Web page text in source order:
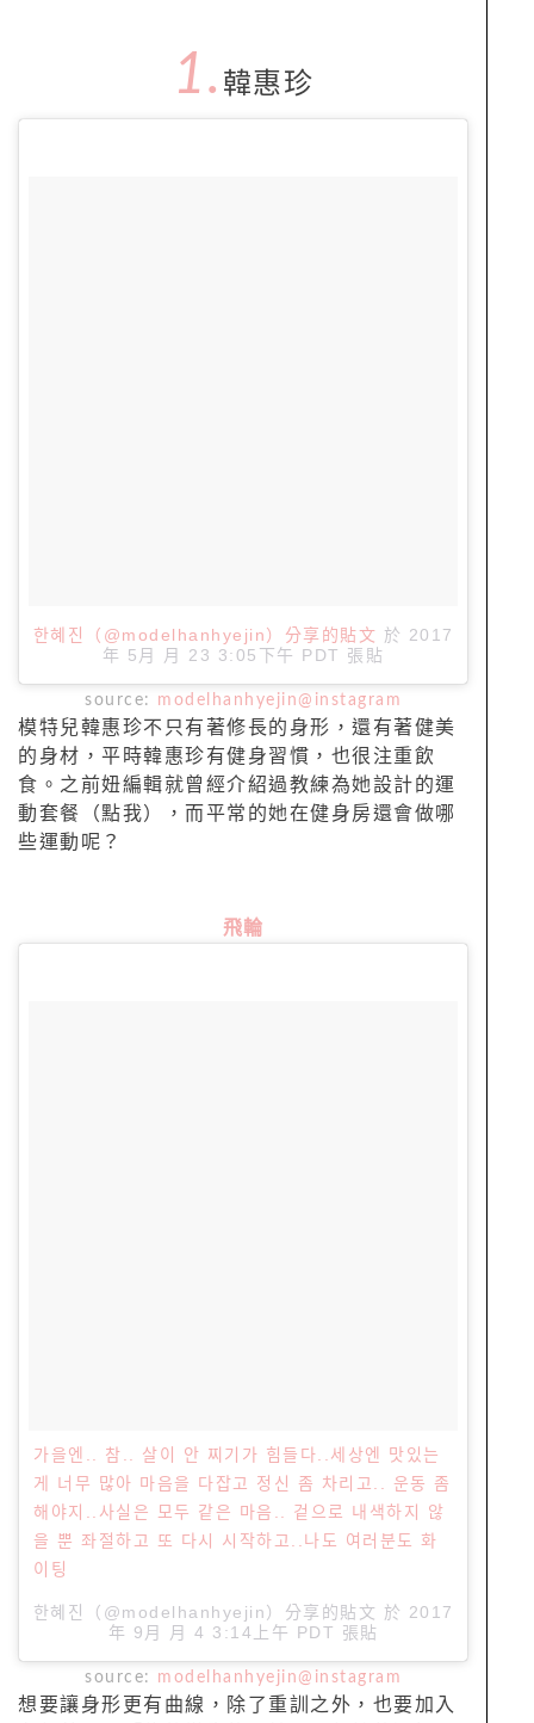
1. 韓惠珍
한혜진（@modelhanhyejin）分享的貼文 於 2017
年 5月 月 23 3:05下午 PDT 張貼
source: modelhanhyejin@instagram
模特兒韓惠珍不只有著修長的身形，還有著健美
的身材，平時韓惠珍有健身習慣，也很注重飲
食。之前妞編輯就曾經介紹過教練為她設計的運
動套餐（點我），而平常的她在健身房還會做哪
些運動呢？
飛輪
가을엔.. 참.. 살이 안 찌기가 힘들다..세상엔 맛있는
게 너무 많아 마음을 다잡고 정신 좀 차리고.. 운동 좀
해야지..사실은 모두 같은 마음.. 겉으로 내색하지 않
을 뿐 좌절하고 또 다시 시작하고..나도 여러분도 화
이팅
한혜진（@modelhanhyejin）分享的貼文 於 2017
年 9月 月 4 3:14上午 PDT 張貼
source: modelhanhyejin@instagram
想要讓身形更有曲線，除了重訓之外，也要加入